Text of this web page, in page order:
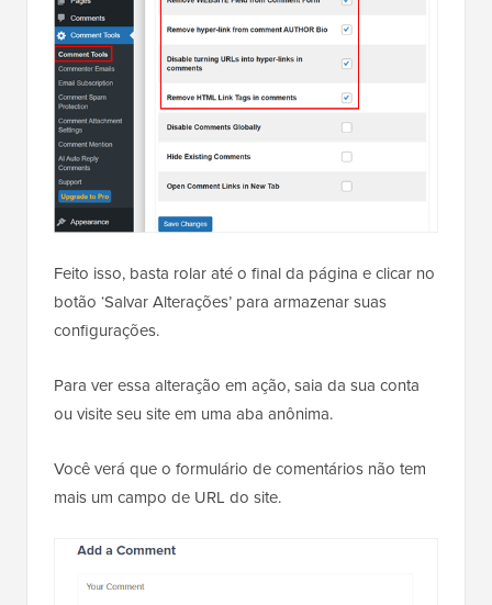
Feito isso, basta rolar até o final da página e clicar no
botão ‘Salvar Alterações’ para armazenar suas
configurações.
Para ver essa alteração em ação, saia da sua conta
ou visite seu site em uma aba anônima.
Você verá que o formulário de comentários não tem
mais um campo de URL do site.